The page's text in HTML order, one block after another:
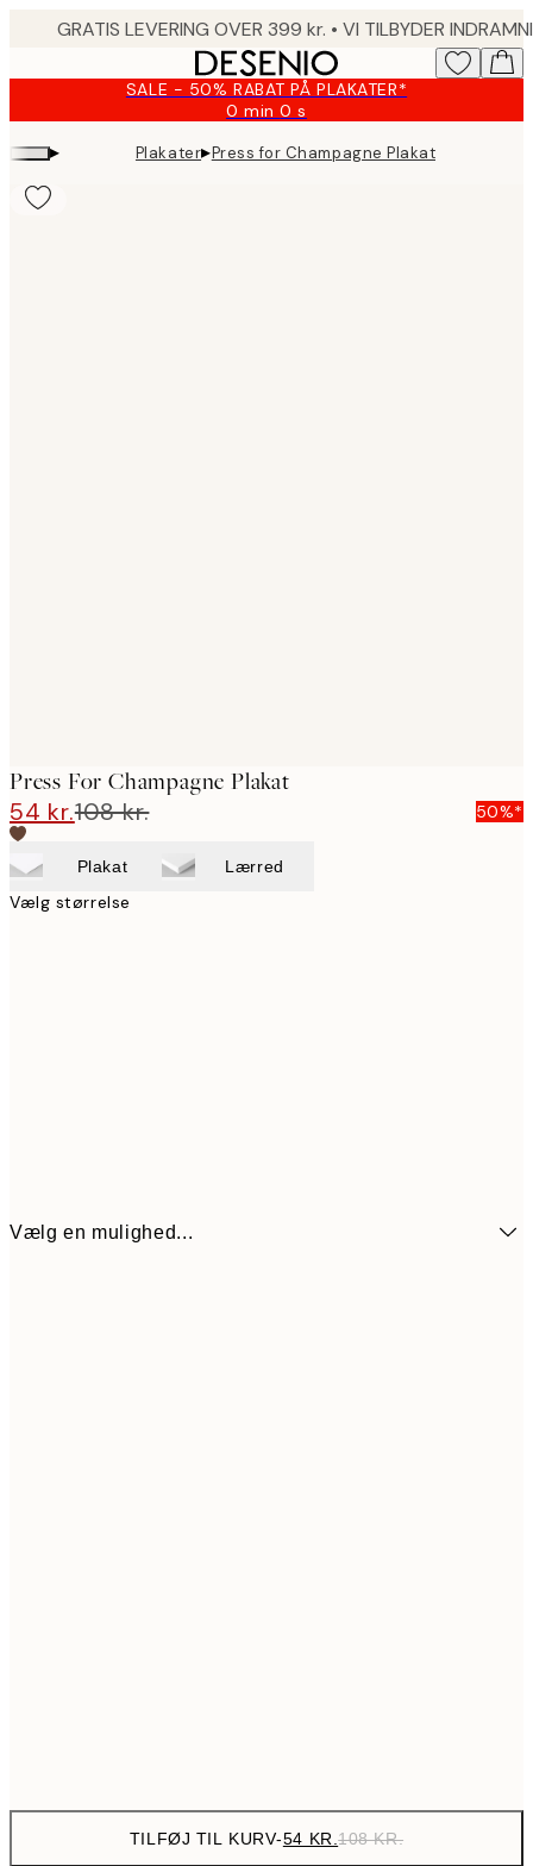
SALE - 50% RABAT PÅ PLAKATER*
0 min0 s
Gyldig
indtil:
2026-
▸ Plakater▸Press for Champagne Plakat
Press For Champagne Plakat
54 kr.108 kr. 50%*
Plakat Lærred
Vælg størrelse
Vælg en mulighed...
TILFØJ TIL KURV-54 KR.108 KR.